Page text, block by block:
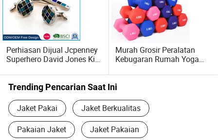
Perhiasan Dijual Jcpenney
Superhero David Jones Kit
Kadenang Emas Kmart
Kurta Kunci Kancing Cuff
Murah Grosir Peralatan
Kebugaran Rumah Yoga
Dumbbell Karet untuk
Wanita
Trending Pencarian Saat Ini
Jaket Pakai Jaket Berkualitas
Pakaian Jaket Jaket Pakaian